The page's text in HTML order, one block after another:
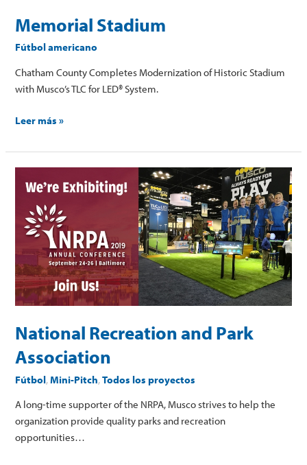
Memorial Stadium
Fútbol americano
Chatham County Completes Modernization of Historic Stadium
with Musco’s TLC for LED® System.
Leer más »
National Recreation and Park
Association
Fútbol,Mini-Pitch,Todos los proyectos
A long-time supporter of the NRPA, Musco strives to help the
organization provide quality parks and recreation
opportunities…
Recreation
Park
Association